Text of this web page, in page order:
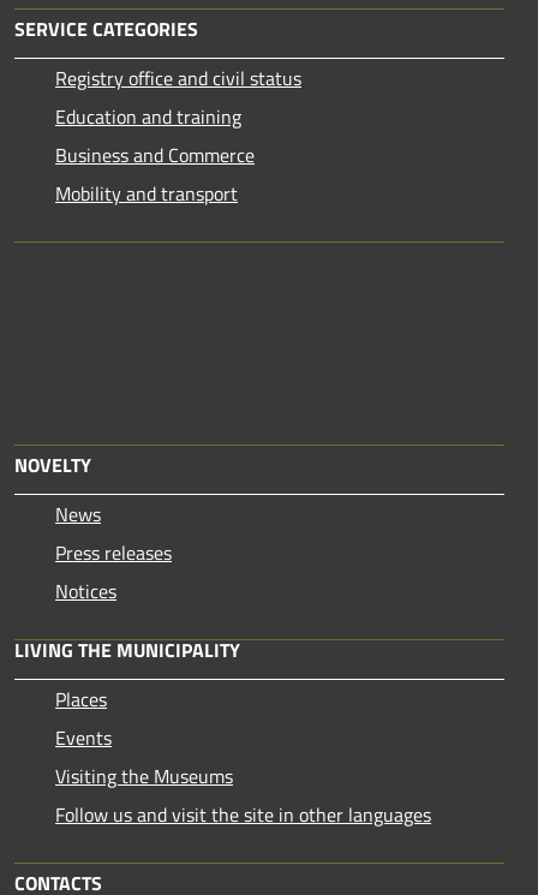
SERVICE CATEGORIES
Registry office and civil status
Education and training
Business and Commerce
Mobility and transport
NOVELTY
News
Press releases
Notices
LIVING THE MUNICIPALITY
Places
Events
Visiting the Museums
Follow us and visit the site in other languages
CONTACTS